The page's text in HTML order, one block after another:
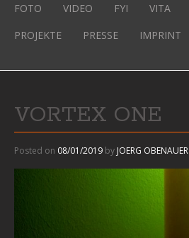
FOTO VIDEO FYI VITA
PROJEKTE
PRESSE IMPRINT
VORTEX ONE
Posted on 08/01/2019 by JOERG OBENAUER